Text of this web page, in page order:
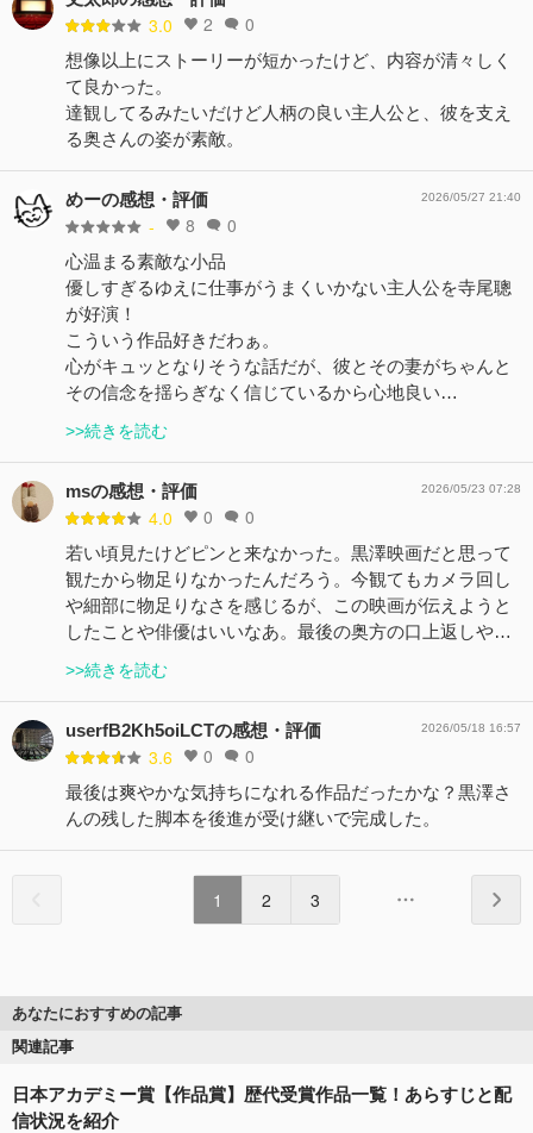
3.0 2 0
想像以上にストーリーが短かったけど、内容が清々しく
て良かった。
達観してるみたいだけど人柄の良い主人公と、彼を支え
る奥さんの姿が素敵。
めーの感想・評価
- 8 0
2026/05/27 21:40
心温まる素敵な小品
優しすぎるゆえに仕事がうまくいかない主人公を寺尾聰
が好演！
こういう作品好きだわぁ。
心がキュッとなりそうな話だが、彼とその妻がちゃんと
その信念を揺らぎなく信じているから心地良い…
>>続きを読む
msの感想・評価
4.0 0 0
2026/05/23 07:28
若い頃見たけどピンと来なかった。黒澤映画だと思って
観たから物足りなかったんだろう。今観てもカメラ回し
や細部に物足りなさを感じるが、この映画が伝えようと
したことや俳優はいいなあ。最後の奥方の口上返しや…
>>続きを読む
userfB2Kh5oiLCTの感想・評価
3.6 0 0
2026/05/18 16:57
最後は爽やかな気持ちになれる作品だったかな？黒澤さ
んの残した脚本を後進が受け継いで完成した。
1 2 3
あなたにおすすめの記事
関連記事
日本アカデミー賞【作品賞】歴代受賞作品一覧！あらすじと配
信状況を紹介